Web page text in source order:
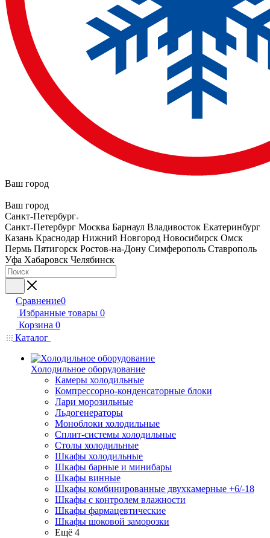
Ваш город
Ваш город
Санкт-Петербург
Санкт-Петербург Москва Барнаул Владивосток Екатеринбург
Казань Краснодар Нижний Новгород Новосибирск Омск
Пермь Пятигорск Ростов-на-Дону Симферополь Ставрополь
Уфа Хабаровск Челябинск
Сравнение0
Избранные товары 0
Корзина 0
Каталог
Холодильное оборудование
Камеры холодильные
Компрессорно-конденсаторные блоки
Лари морозильные
Льдогенераторы
Моноблоки холодильные
Сплит-системы холодильные
Столы холодильные
Шкафы холодильные
Шкафы барные и минибары
Шкафы винные
Шкафы комбинированные двухкамерные +6/-18
Шкафы с контролем влажности
Шкафы фармацевтические
Шкафы шоковой заморозки
Ещё 4